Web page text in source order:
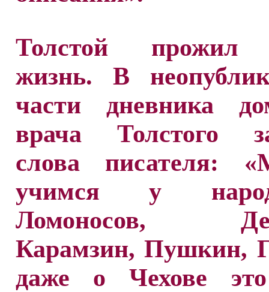
Толстой прожил
жизнь. В
части дневника
врача Толстого
слова писателя:
учимся у
Ломоносов,
Карамзин, Пушкин,
даже о Чехове